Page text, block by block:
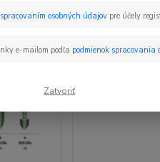
spracovaním osobných údajov pre účely
e-mailom podľa podmienok spracovania
Zatvoriť